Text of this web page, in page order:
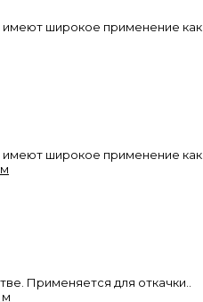
широкое применение как..
широкое применение как..
Применяется для откачки..